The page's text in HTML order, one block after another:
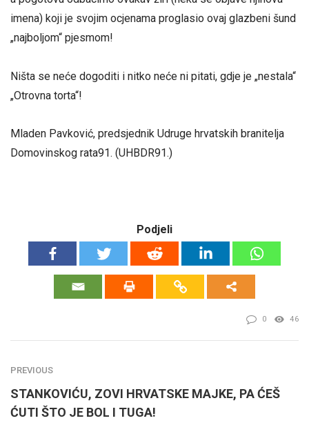
imena) koji je svojim ocjenama proglasio ovaj glazbeni šund
„najboljom“ pjesmom!
Ništa se neće dogoditi i nitko neće ni pitati, gdje je „nestala“
„Otrovna torta“!
Mladen Pavković, predsjednik Udruge hrvatskih branitelja
Domovinskog rata91. (UHBDR91.)
Podjeli
0 46
PREVIOUS
STANKOVIĆU, ZOVI HRVATSKE MAJKE, PA ĆEŠ
ĆUTI ŠTO JE BOL I TUGA!